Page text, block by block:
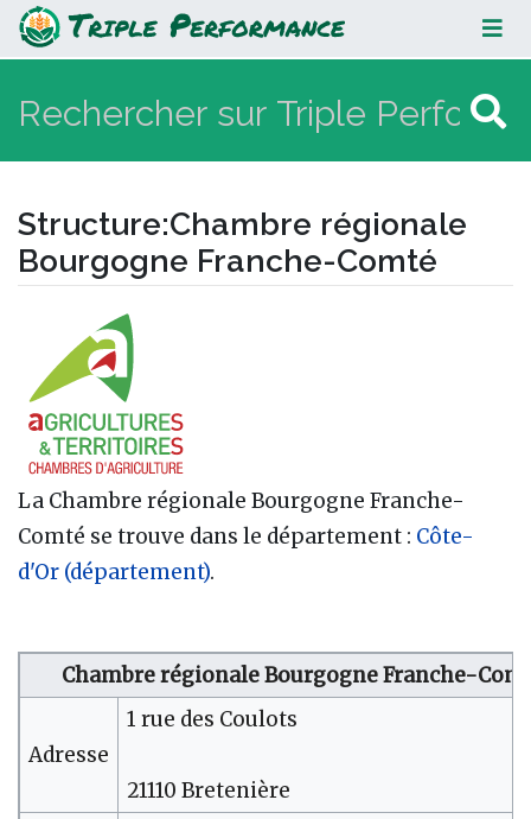
Chambre régionale Bourgogne
Franche-Comté
Structure:Chambre régionale
Bourgogne Franche-Comté
navigation
La Chambre régionale Bourgogne Franche-
Comté se trouve dans le département : Côte-
d'Or (département).
Chambre régionale Bourgogne Franche-
Adresse
1 rue des Coulots
21110 Bretenière